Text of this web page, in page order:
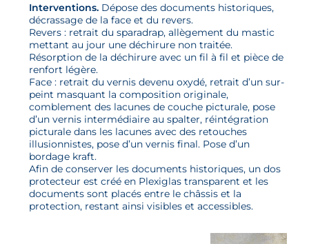
Interventions. Dépose des documents historiques,
décrassage de la face et du revers.
Revers : retrait du sparadrap, allègement du mastic
mettant au jour une déchirure non traitée.
Résorption de la déchirure avec un fil à fil et pièce de
renfort légère.
Face : retrait du vernis devenu oxydé, retrait d’un sur-
peint masquant la composition originale,
comblement des lacunes de couche picturale, pose
d’un vernis intermédiaire au spalter, réintégration
picturale dans les lacunes avec des retouches
illusionnistes, pose d’un vernis final. Pose d’un
bordage kraft.
Afin de conserver les documents historiques, un dos
protecteur est créé en Plexiglas transparent et les
documents sont placés entre le châssis et la
protection, restant ainsi visibles et accessibles.